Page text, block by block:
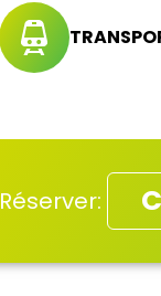
Réserver: